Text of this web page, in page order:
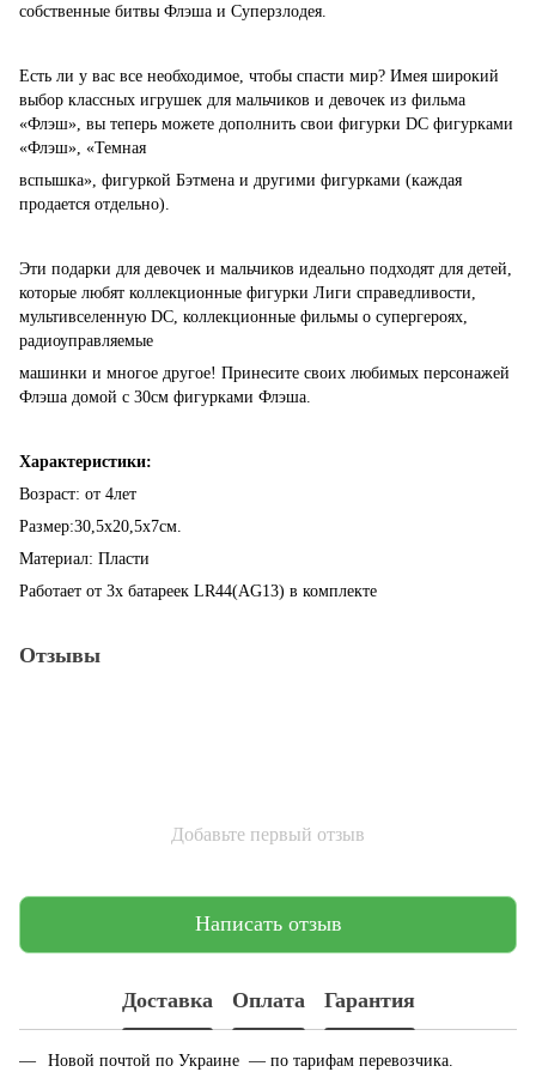
собственные битвы Флэша и Суперзлодея.
Есть ли у вас все необходимое, чтобы спасти мир? Имея широкий
выбор классных игрушек для мальчиков и девочек из фильма
«Флэш», вы теперь можете дополнить свои фигурки DC фигурками
«Флэш», «Темная
вспышка», фигуркой Бэтмена и другими фигурками (каждая
продается отдельно).
Эти подарки для девочек и мальчиков идеально подходят для детей,
которые любят коллекционные фигурки Лиги справедливости,
мультивселенную DC, коллекционные фильмы о супергероях,
радиоуправляемые
машинки и многое другое! Принесите своих любимых персонажей
Флэша домой с 30см фигурками Флэша.
Характеристики:
Возраст: от 4лет
Размер:30,5х20,5х7см.
Материал: Пласти
Работает от 3х батареек LR44(AG13) в комплекте
Отзывы
Добавьте первый отзыв
Написать отзыв
Доставка Оплата Гарантия
Новой почтой по Украине — по тарифам перевозчика.